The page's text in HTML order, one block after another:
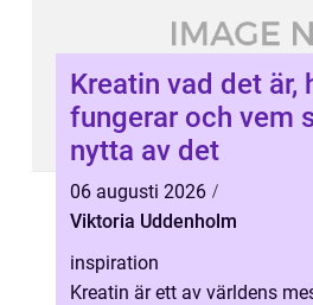
Kreatin vad det är, hur det
fungerar och vem
nytta av det
06 augusti 2026
Viktoria Uddenholm
inspiration
Kreatin är ett av världens